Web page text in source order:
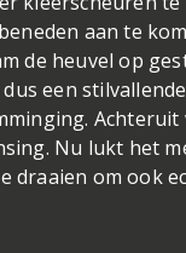
aan te
de heuvel op
een
Nu lukt het
draaien om ook